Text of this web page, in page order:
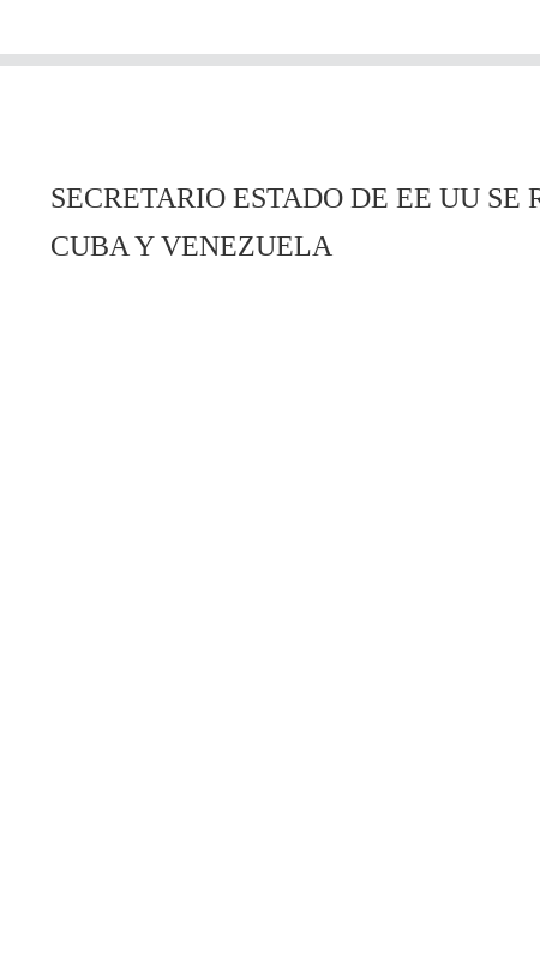
SECRETARIO ESTADO DE EE UU
CUBA Y VENEZUELA